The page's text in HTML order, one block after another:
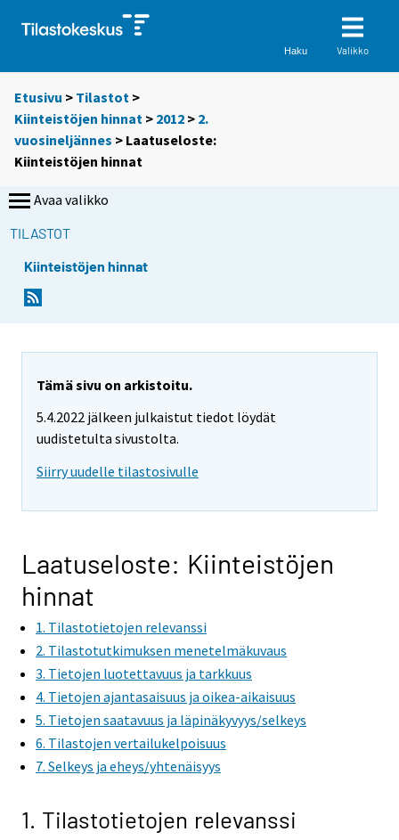
Haku Valikko
Etusivu > Tilastot >
Kiinteistöjen hinnat > 2012 > 2.
vuosineljännes > Laatuseloste:
Kiinteistöjen hinnat
Avaa valikko
TILASTOT
Kiinteistöjen hinnat
Tämä sivu on arkistoitu.
5.4.2022 jälkeen julkaistut tiedot löydät
uudistetulta sivustolta.
Siirry uudelle tilastosivulle
Laatuseloste: Kiinteistöjen
hinnat
1. Tilastotietojen relevanssi
2. Tilastotutkimuksen menetelmäkuvaus
3. Tietojen luotettavuus ja tarkkuus
4. Tietojen ajantasaisuus ja oikea-aikaisuus
5. Tietojen saatavuus ja läpinäkyvyys/selkeys
6. Tilastojen vertailukelpoisuus
7. Selkeys ja eheys/yhtenäisyys
1. Tilastotietojen relevanssi